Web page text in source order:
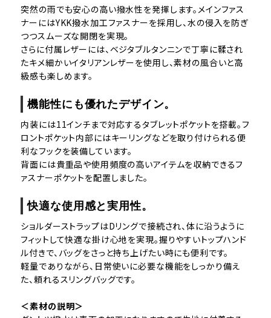
突然の雨でも安心の高い撥水性を発揮します。メインファス
ナーにはYKK撥水加工ファスナーを採用し、水の侵入を防ぎ
つつスムーズな開閉を実現。
さらに付属レザーには、ベジタブルタンニンで丁寧に鞣され
たキメ細かいイタリアンレザーを使用し、素材の風合いと高
級感も楽しめます。
機能性にも優れたデザイン。
内装には11インチまで対応するタブレットポケットを搭載。フ
ロントポケット内部にはキーリングなどを取り付けられる便
利なフックを装備しています。
背面には貴重品や使用頻度の高いアイテムを収納できるフ
ァスナーポケットを配置しました。
快適な使用感と実用性。
ショルダーストラップはDリングで接続され、体に沿うように
フィットして快適な掛け心地を実現。握りやすいトップハンド
ル付きで、バッグをさっと持ち上げたい時にも便利です。
軽量でありながら、日常使いに必要な機能をしっかり備え
た、頼れるスリングバッグです。
＜素材の説明＞